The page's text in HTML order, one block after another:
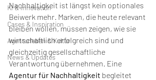
KI & Innovation
Cases & Inspiration
Agenturleben & Kultur
News & Updates
Nachhaltigkeit ist längst kein optionales
Beiwerk mehr. Marken, die heute relevant
bleiben wollen, müssen zeigen, wie sie
wirtschaftlich erfolgreich sind und
gleichzeitig gesellschaftliche
Verantwortung übernehmen. Eine
Agentur für Nachhaltigkeit begleitet